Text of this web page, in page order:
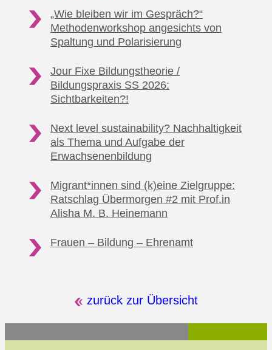
„Wie bleiben wir im Gespräch?“
Methodenworkshop angesichts von
Spaltung und Polarisierung
Jour Fixe Bildungstheorie /
Bildungspraxis SS 2026:
Sichtbarkeiten?!
Next level sustainability? Nachhaltigkeit
als Thema und Aufgabe der
Erwachsenenbildung
Migrant*innen sind (k)eine Zielgruppe:
Ratschlag Übermorgen #2 mit Prof.in
Alisha M. B. Heinemann
Frauen – Bildung – Ehrenamt
zurück zur Übersicht